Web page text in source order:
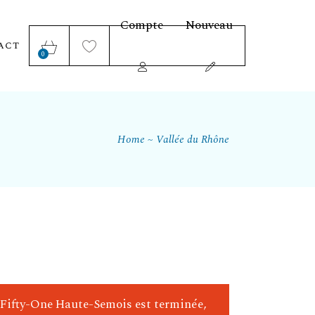
0
Compte Nouveau
Home Vallée du Rhône
One Haute-Semois est terminée,